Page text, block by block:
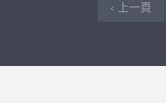
‹ 上一頁